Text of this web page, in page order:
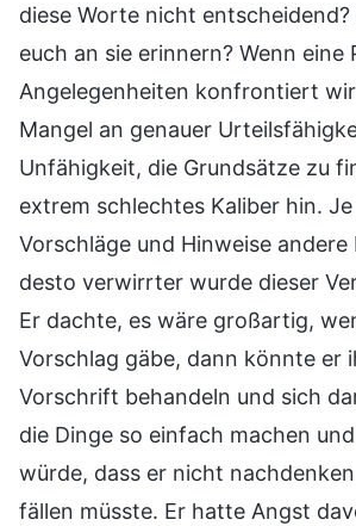
diese Worte nicht
euch an sie erinnern? Wenn eine
Angelegenheiten konfrontiert
Mangel an genauer
Unfähigkeit, die Grundsätze zu
extrem schlechtes Kaliber hin.
Vorschläge und Hinweise
desto verwirrter wurde dieser
Er dachte, es wäre großartig,
Vorschlag gäbe, dann könnte er
Vorschrift behandeln und sich
die Dinge so einfach machen
würde, dass er nicht
fällen müsste. Er hatte Angst